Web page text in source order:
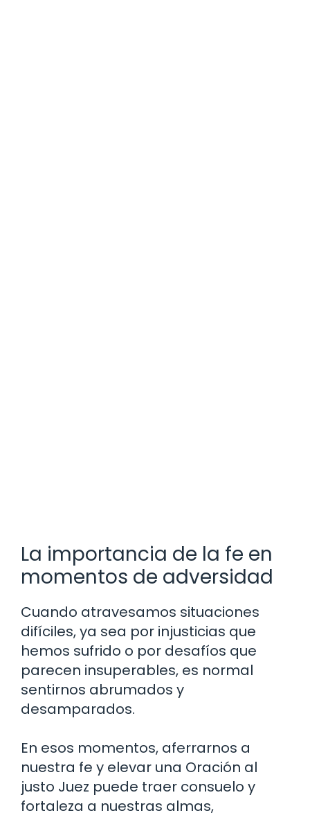
La importancia de la fe en
momentos de adversidad
Cuando atravesamos situaciones
difíciles, ya sea por injusticias que
hemos sufrido o por desafíos que
parecen insuperables, es normal
sentirnos abrumados y
desamparados.
En esos momentos, aferrarnos a
nuestra fe y elevar una Oración al
justo Juez puede traer consuelo y
fortaleza a nuestras almas,